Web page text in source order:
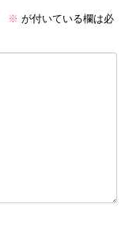
※ が付いている欄は必